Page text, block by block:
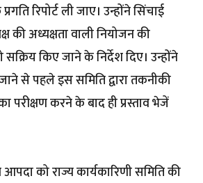
रिपोर्ट ली जाए। उन्होंने सिंचाई
की अध्यक्षता वाली नियोजन की
सक्रिय किए जाने के निर्देश दिए। उन्होंने
से पहले इस समिति द्वारा तकनीकी
परीक्षण करने के बाद ही प्रस्ताव भेजें
को राज्य कार्यकारिणी समिति की